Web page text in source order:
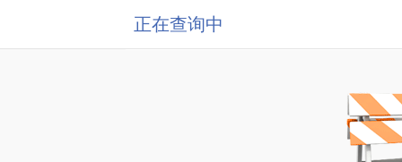
正在查询中